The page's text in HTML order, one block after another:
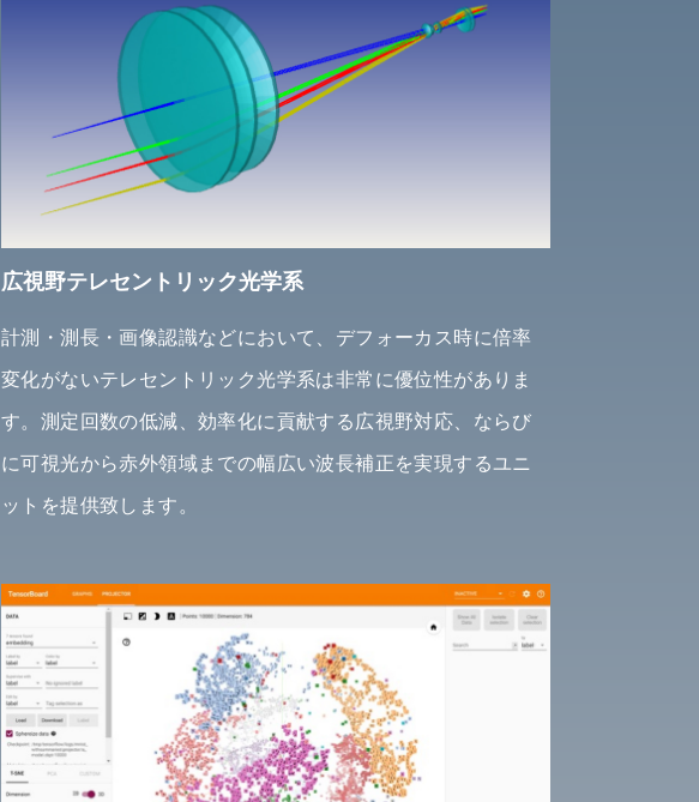
広視野テレセントリック光学系
計測・測長・画像認識などにおいて、デフォーカス時に倍率
変化がないテレセントリック光学系は非常に優位性がありま
す。測定回数の低減、効率化に貢献する広視野対応、ならび
に可視光から赤外領域までの幅広い波長補正を実現するユニ
ットを提供致します。